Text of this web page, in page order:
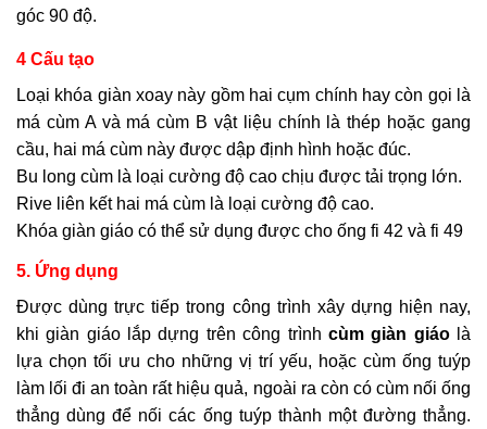
góc 90 độ.
4 Cấu tạo
Loại khóa giàn xoay này gồm hai cụm chính hay còn gọi là
má cùm A và má cùm B vật liệu chính là thép hoặc gang
cầu, hai má cùm này được dập định hình hoặc đúc.
Bu long cùm là loại cường độ cao chịu được tải trọng lớn.
Rive liên kết hai má cùm là loại cường độ cao.
Khóa giàn giáo có thể sử dụng được cho ống fi 42 và fi 49
5. Ứng dụng
Được dùng trực tiếp trong công trình xây dựng hiện nay,
khi giàn giáo lắp dựng trên công trình cùm giàn giáolà
lựa chọn tối ưu cho những vị trí yếu, hoặc cùm ống tuýp
làm lối đi an toàn rất hiệu quả, ngoài ra còn có cùm nối ống
thẳng dùng để nối các ống tuýp thành một đường thẳng.